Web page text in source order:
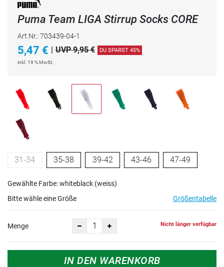
Puma Team LIGA Stirrup Socks CORE
Art.Nr.: 703439-04-1
5,47 € UVP 9,95 € DU SPARST 45%
inkl. 19 % MwSt.
31-34 35-38 39-42 43-46 47-49
Gewählte Farbe: whiteblack (weiss)
Bitte wähle eine Größe
Größentabelle
Menge Nicht länger verfügbar
IN DEN WARENKORB